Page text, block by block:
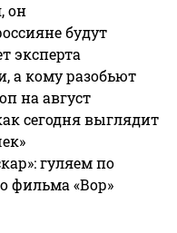
он
будут
эксперта
а кому разобьют
на август
сегодня выглядит
гуляем по
фильма «Вор»